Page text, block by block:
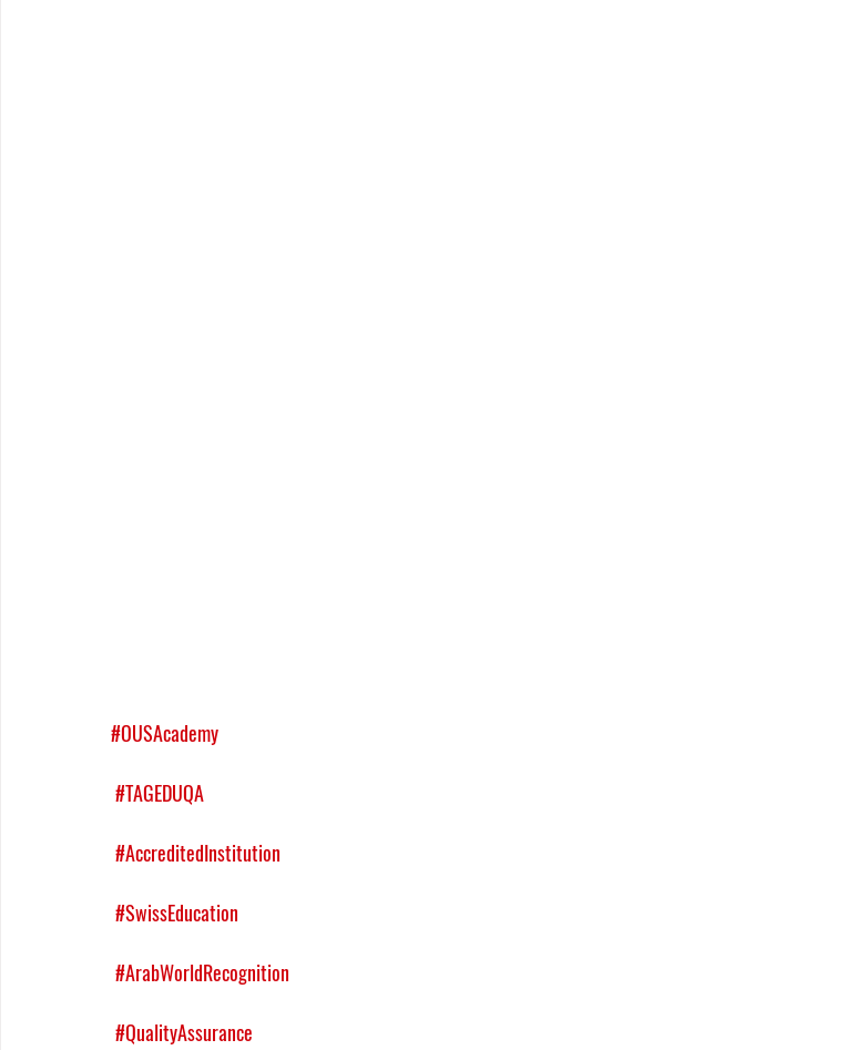
#OUSAcademy
#TAGEDUQA
#AccreditedInstitution
#SwissEducation
#ArabWorldRecognition
#QualityAssurance